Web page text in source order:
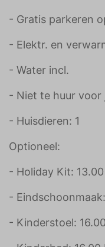
- Gratis parkeren
- Elektr. en
- Water incl.
- Niet te huur voor
- Huisdieren: 1
Optioneel:
- Holiday Kit:
-
- Kinderstoel: